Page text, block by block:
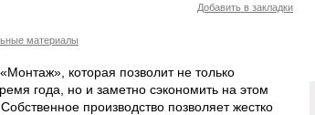
Добавить в закладки
материалы
которая позволит не только
года, но и заметно сэкономить на этом
производство позволяет жестко